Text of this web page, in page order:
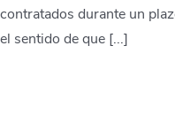
contratados durante un
el sentido de que [...]